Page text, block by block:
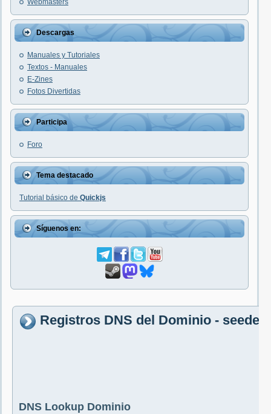
Webmasters
Descargas
Manuales y Tutoriales
Textos - Manuales
E-Zines
Fotos Divertidas
Participa
Foro
Tema destacado
Tutorial básico de Quickjs
Síguenos en:
Registros DNS del Dominio -
DNS Lookup Dominio